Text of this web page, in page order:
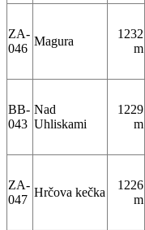
ZA-
046
Magura
1232
m
BB-
043
Nad
Uhliskami
1229
m
ZA-
047
Hrčova kečka
1226
m